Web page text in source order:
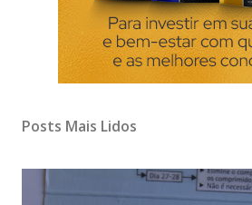
Posts Mais Lidos